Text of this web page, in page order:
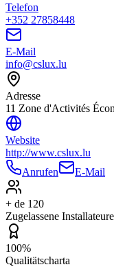
Telefon
+352 27858448
E-Mail
info@cslux.lu
Adresse
11 Zone d'Activités
Website
http://www.cslux.lu
Anrufen
E-Mail
+ de 120
Zugelassene Installateure
100%
Qualitätscharta